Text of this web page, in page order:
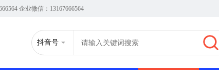
企业微信：13167666564
抖音号